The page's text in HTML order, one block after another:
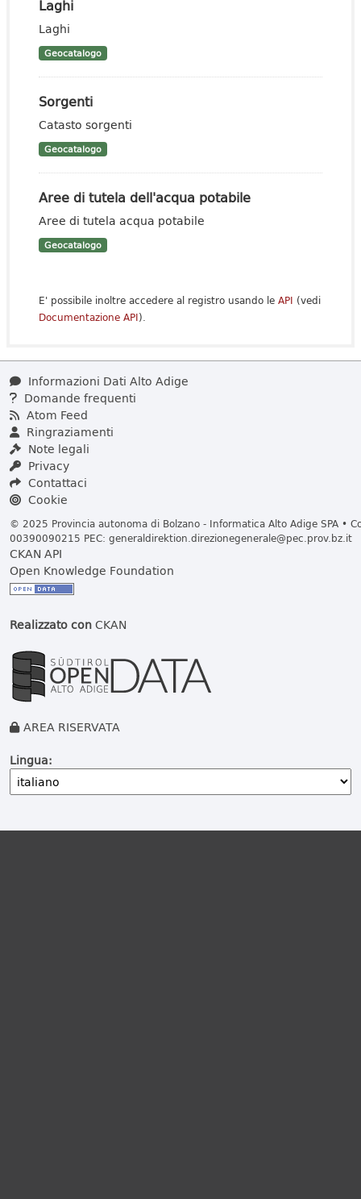
Laghi
Laghi
Geocatalogo
Sorgenti
Catasto sorgenti
Geocatalogo
Aree di tutela dell'acqua potabile
Aree di tutela acqua potabile
Geocatalogo
E' possibile inoltre accedere al registro usando le API (vedi
Documentazione API).
Informazioni Dati Alto Adige
Domande frequenti
Atom Feed
Ringraziamenti
Note legali
Privacy
Contattaci
Cookie
© 2025 Provincia autonoma di Bolzano - Informatica Alto Adige SPA •
00390090215 PEC: generaldirektion.direzionegenerale@pec.prov.bz.it
CKAN API
Open Knowledge Foundation
Realizzato conCKAN
AREA RISERVATA
Lingua